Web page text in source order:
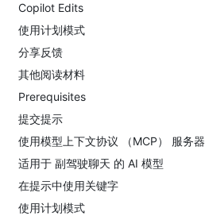
Copilot Edits
使用计划模式
分享反馈
其他阅读材料
Prerequisites
提交提示
使用模型上下文协议 （MCP） 服务器
适用于 副驾驶聊天 的 AI 模型
在提示中使用关键字
使用计划模式